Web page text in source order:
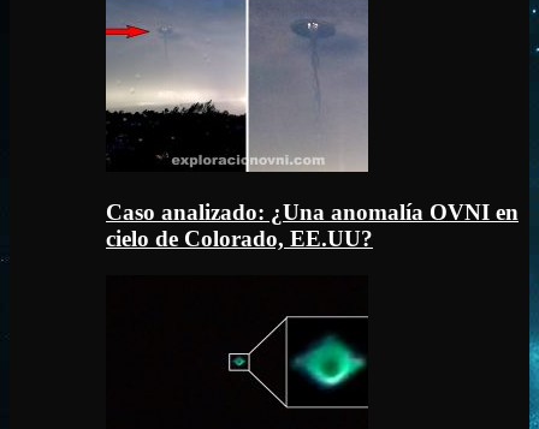
Caso analizado: ¿Una anomalía OVNI en
cielo de Colorado, EE.UU?